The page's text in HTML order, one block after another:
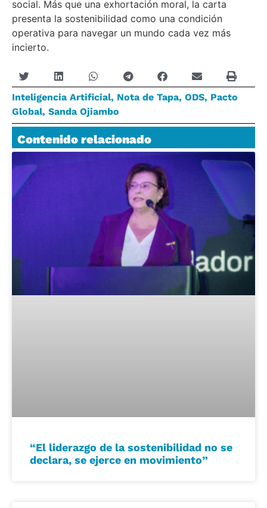
social. Más que una exhortación moral, la carta
presenta la sostenibilidad como una condición
operativa para navegar un mundo cada vez más
incierto.
Inteligencia Artificial, Nota de Tapa, ODS, Pacto
Global, Sanda Ojiambo
Contenido relacionado
“El liderazgo de la sostenibilidad no se
declara, se ejerce en movimiento”